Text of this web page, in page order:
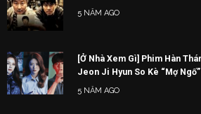
5 NĂM AGO
[Ở Nhà Xem Gì] Phim Hàn
Jeon Ji Hyun So Kè “Mợ
5 NĂM AGO